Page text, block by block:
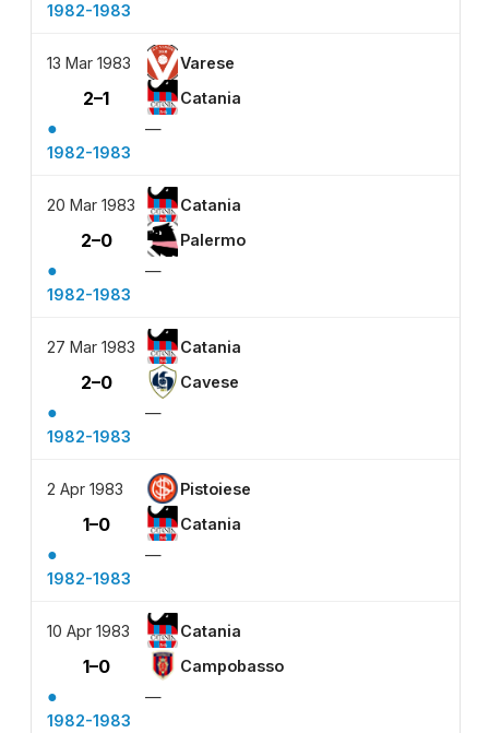
1982-1983
13 Mar 1983 Varese
2–1 Catania
●
—
1982-1983
20 Mar 1983 Catania
2–0 Palermo
●
—
1982-1983
27 Mar 1983 Catania
2–0 Cavese
●
—
1982-1983
2 Apr 1983 Pistoiese
1–0 Catania
●
—
1982-1983
10 Apr 1983 Catania
1–0 Campobasso
●
—
1982-1983